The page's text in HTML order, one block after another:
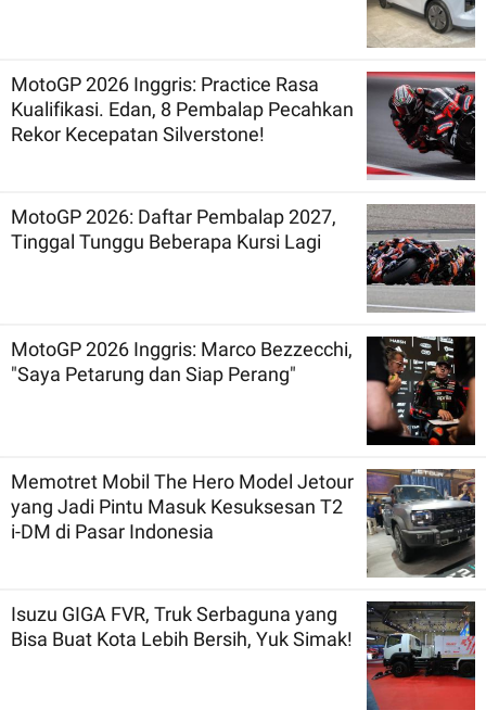
MotoGP 2026 Inggris: Practice Rasa
Kualifikasi. Edan, 8 Pembalap Pecahkan
Rekor Kecepatan Silverstone!
MotoGP 2026: Daftar Pembalap 2027,
Tinggal Tunggu Beberapa Kursi Lagi
MotoGP 2026 Inggris: Marco Bezzecchi,
"Saya Petarung dan Siap Perang"
Memotret Mobil The Hero Model Jetour
yang Jadi Pintu Masuk Kesuksesan T2
i-DM di Pasar Indonesia
Isuzu GIGA FVR, Truk Serbaguna yang
Bisa Buat Kota Lebih Bersih, Yuk Simak!